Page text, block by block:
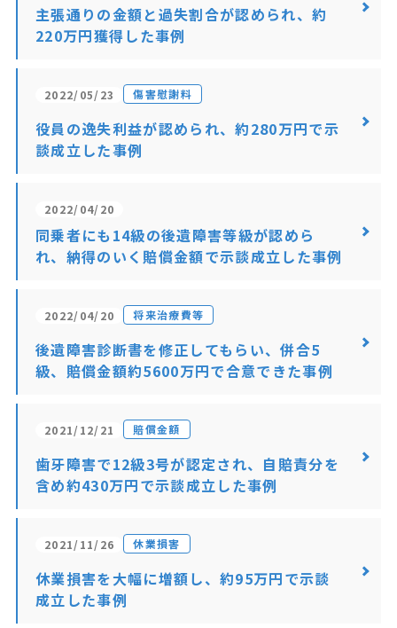
主張通りの金額と過失割合が認められ、約
220万円獲得した事例
2022/05/23 傷害慰謝料
役員の逸失利益が認められ、約280万円で示
談成立した事例
2022/04/20
同乗者にも14級の後遺障害等級が認めら
れ、納得のいく賠償金額で示談成立した事例
2022/04/20 将来治療費等
後遺障害診断書を修正してもらい、併合5
級、賠償金額約5600万円で合意できた事例
2021/12/21 賠償金額
歯牙障害で12級3号が認定され、自賠責分を
含め約430万円で示談成立した事例
2021/11/26 休業損害
休業損害を大幅に増額し、約95万円で示談
成立した事例